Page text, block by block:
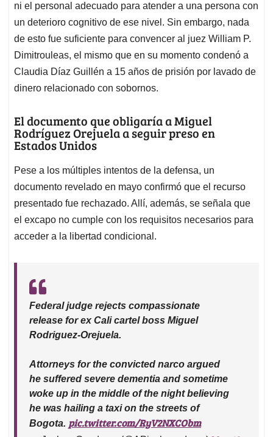
ni el personal adecuado para atender a una persona con
un deterioro cognitivo de ese nivel. Sin embargo, nada
de esto fue suficiente para convencer al juez William P.
Dimitrouleas, el mismo que en su momento condenó a
Claudia Díaz Guillén a 15 años de prisión por lavado de
dinero relacionado con sobornos.
El documento que obligaría a Miguel
Rodríguez Orejuela a seguir preso en
Estados Unidos
Pese a los múltiples intentos de la defensa, un
documento revelado en mayo confirmó que el recurso
presentado fue rechazado. Allí, además, se señala que
el excapo no cumple con los requisitos necesarios para
acceder a la libertad condicional.
Federal judge rejects compassionate
release for ex Cali cartel boss Miguel
Rodriguez-Orejuela.
Attorneys for the convicted narco argued
he suffered severe dementia and sometime
woke up in the middle of the night believing
he was hailing a taxi on the streets of
Bogota. pic.twitter.com/RyV2NXCObm